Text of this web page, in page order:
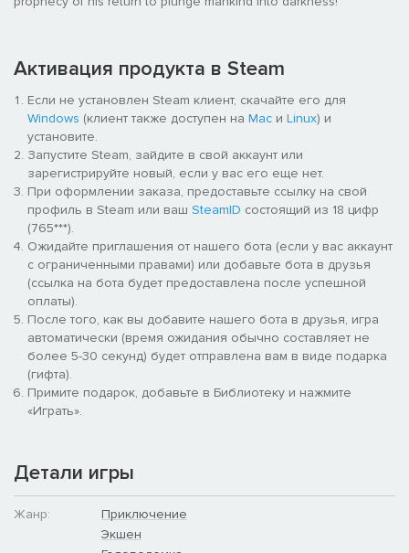
Активация продукта в Steam
Если не установлен Steam клиент, скачайте его для
Windows (клиент также доступен на Mac и Linux) и
установите.
Запустите Steam, зайдите в свой аккаунт или
зарегистрируйте новый, если у вас его еще нет.
При оформлении заказа, предоставьте ссылку на свой
профиль в Steam или ваш SteamID состоящий из 18 цифр
(765***).
Ожидайте приглашения от нашего бота (если у вас аккаунт
с ограниченными правами) или добавьте бота в друзья
(ссылка на бота будет предоставлена после успешной
оплаты).
После того, как вы добавите нашего бота в друзья, игра
автоматически (время ожидания обычно составляет не
более 5-30 секунд) будет отправлена вам в виде подарка
(гифта).
Примите подарок, добавьте в Библиотеку и нажмите
«Играть».
Детали игры
Жанр:
Приключение
Экшен